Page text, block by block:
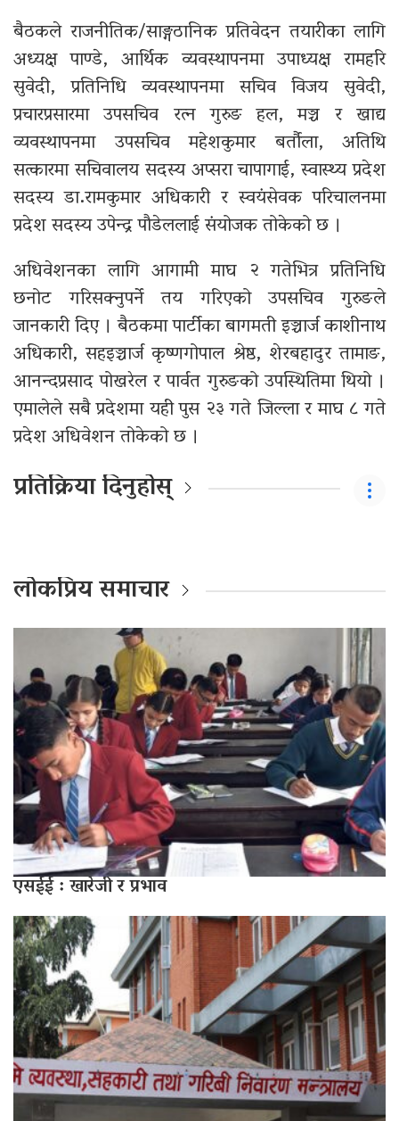
बैठकले राजनीतिक/साङ्गठानिक प्रतिवेदन तयारीका लागि
अध्यक्ष पाण्डे, आर्थिक व्यवस्थापनमा उपाध्यक्ष रामहरि
सुवेदी, प्रतिनिधि व्यवस्थापनमा सचिव विजय सुवेदी,
प्रचारप्रसारमा उपसचिव रत्न गुरुङ हल, मञ्च र खाद्य
व्यवस्थापनमा उपसचिव महेशकुमार बर्तौला, अतिथि
सत्कारमा सचिवालय सदस्य अप्सरा चापागाई, स्वास्थ्य प्रदेश
सदस्य डा.रामकुमार अधिकारी र स्वयंसेवक परिचालनमा
प्रदेश सदस्य उपेन्द्र पौडेललाई संयोजक तोकेको छ ।
अधिवेशनका लागि आगामी माघ २ गतेभित्र प्रतिनिधि
छनोट गरिसक्नुपर्ने तय गरिएको उपसचिव गुरुङले
जानकारी दिए । बैठकमा पार्टीका बागमती इञ्चार्ज काशीनाथ
अधिकारी, सहइञ्चार्ज कृष्णगोपाल श्रेष्ठ, शेरबहादुर तामाङ,
आनन्दप्रसाद पोखरेल र पार्वत गुरुङको उपस्थितिमा थियो ।
एमालेले सबै प्रदेशमा यही पुस २३ गते जिल्ला र माघ ८ गते
प्रदेश अधिवेशन तोकेको छ ।
प्रतिक्रिया दिनुहोस्
लोकप्रिय समाचार
एसईई : खारेजी र प्रभाव